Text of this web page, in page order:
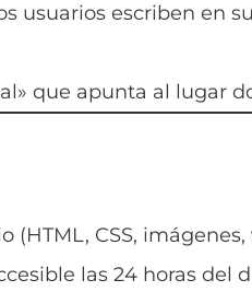
usuarios escriben en
que apunta al lugar
(HTML, CSS,
las 24 horas del